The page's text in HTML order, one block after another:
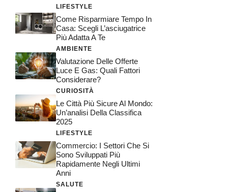
LIFESTYLE
Come Risparmiare Tempo In
Casa: Scegli L’asciugatrice
Più Adatta A Te
AMBIENTE
Valutazione Delle Offerte
Luce E Gas: Quali Fattori
Considerare?
CURIOSITÀ
Le Città Più Sicure Al Mondo:
Un’analisi Della Classifica
2025
LIFESTYLE
Commercio: I Settori Che Si
Sono Sviluppati Più
Rapidamente Negli Ultimi
Anni
SALUTE